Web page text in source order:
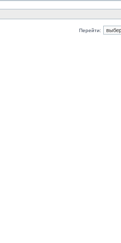
Перейти: